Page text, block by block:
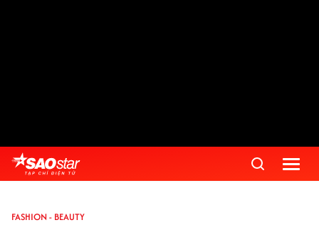
FASHION - BEAUTY